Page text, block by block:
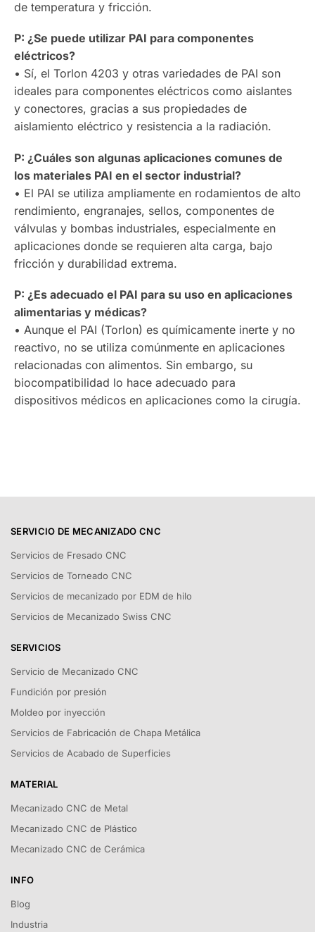
de temperatura y fricción.
P: ¿Se puede utilizar PAI para componentes
eléctricos?
• Sí, el Torlon 4203 y otras variedades de PAI son
ideales para componentes eléctricos como aislantes
y conectores, gracias a sus propiedades de
aislamiento eléctrico y resistencia a la radiación.
P: ¿Cuáles son algunas aplicaciones comunes de
los materiales PAI en el sector industrial?
• El PAI se utiliza ampliamente en rodamientos de alto
rendimiento, engranajes, sellos, componentes de
válvulas y bombas industriales, especialmente en
aplicaciones donde se requieren alta carga, bajo
fricción y durabilidad extrema.
P: ¿Es adecuado el PAI para su uso en aplicaciones
alimentarias y médicas?
• Aunque el PAI (Torlon) es químicamente inerte y no
reactivo, no se utiliza comúnmente en aplicaciones
relacionadas con alimentos. Sin embargo, su
biocompatibilidad lo hace adecuado para
dispositivos médicos en aplicaciones como la cirugía.
SERVICIO DE MECANIZADO CNC
Servicios de Fresado CNC
Servicios de Torneado CNC
Servicios de mecanizado por EDM de hilo
Servicios de Mecanizado Swiss CNC
SERVICIOS
Servicio de Mecanizado CNC
Fundición por presión
Moldeo por inyección
Servicios de Fabricación de Chapa Metálica
Servicios de Acabado de Superficies
MATERIAL
Mecanizado CNC de Metal
Mecanizado CNC de Plástico
Mecanizado CNC de Cerámica
INFO
Blog
Industria